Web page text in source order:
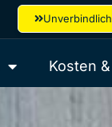
Kosten